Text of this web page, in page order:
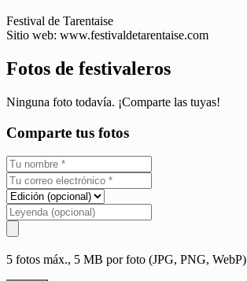
Festival de Tarentaise
Sitio web: www.festivaldetarentaise.com
Fotos de festivaleros
Ninguna foto todavía. ¡Comparte las tuyas!
Comparte tus fotos
5 fotos máx., 5 MB por foto (JPG, PNG, WebP)